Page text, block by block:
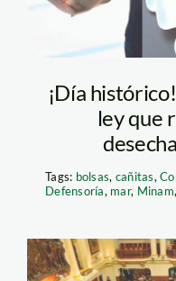
¡Día
ley que
Tags: bolsas, cañitas,
Defensoría, mar, Minam,